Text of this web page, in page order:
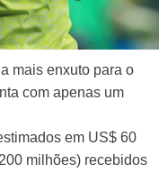
mais enxuto para o
com apenas um
em US$ 60
milhões) recebidos